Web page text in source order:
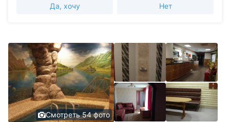
Да, хочу Нет
Смотреть 54 фото